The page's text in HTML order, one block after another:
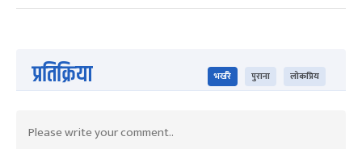
प्रतिक्रिया भर्खरै पुराना लोकप्रिय